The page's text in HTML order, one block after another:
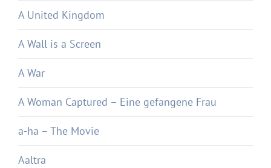
A United Kingdom
A Wall is a Screen
A War
A Woman Captured – Eine gefangene Frau
a-ha – The Movie
Aaltra